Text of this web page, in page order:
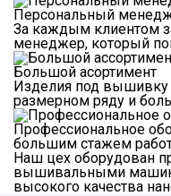
Персональный
За каждым клиентом
менеджер, который
Большой асортимент
Изделия под
размерном ряду и
Профессиональное
большим стажем
Наш цех оборудован
вышивальными
высокого качества